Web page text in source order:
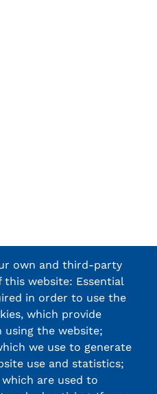
own and third-party
this website: Essential
in order to use the
which provide
using the website;
we use to generate
use and statistics;
are used to